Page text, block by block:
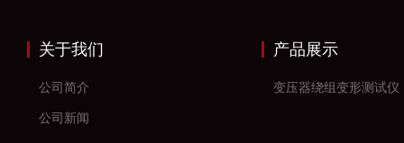
关于我们
公司简介
公司新闻
产品展示
变压器绕组变形测试仪